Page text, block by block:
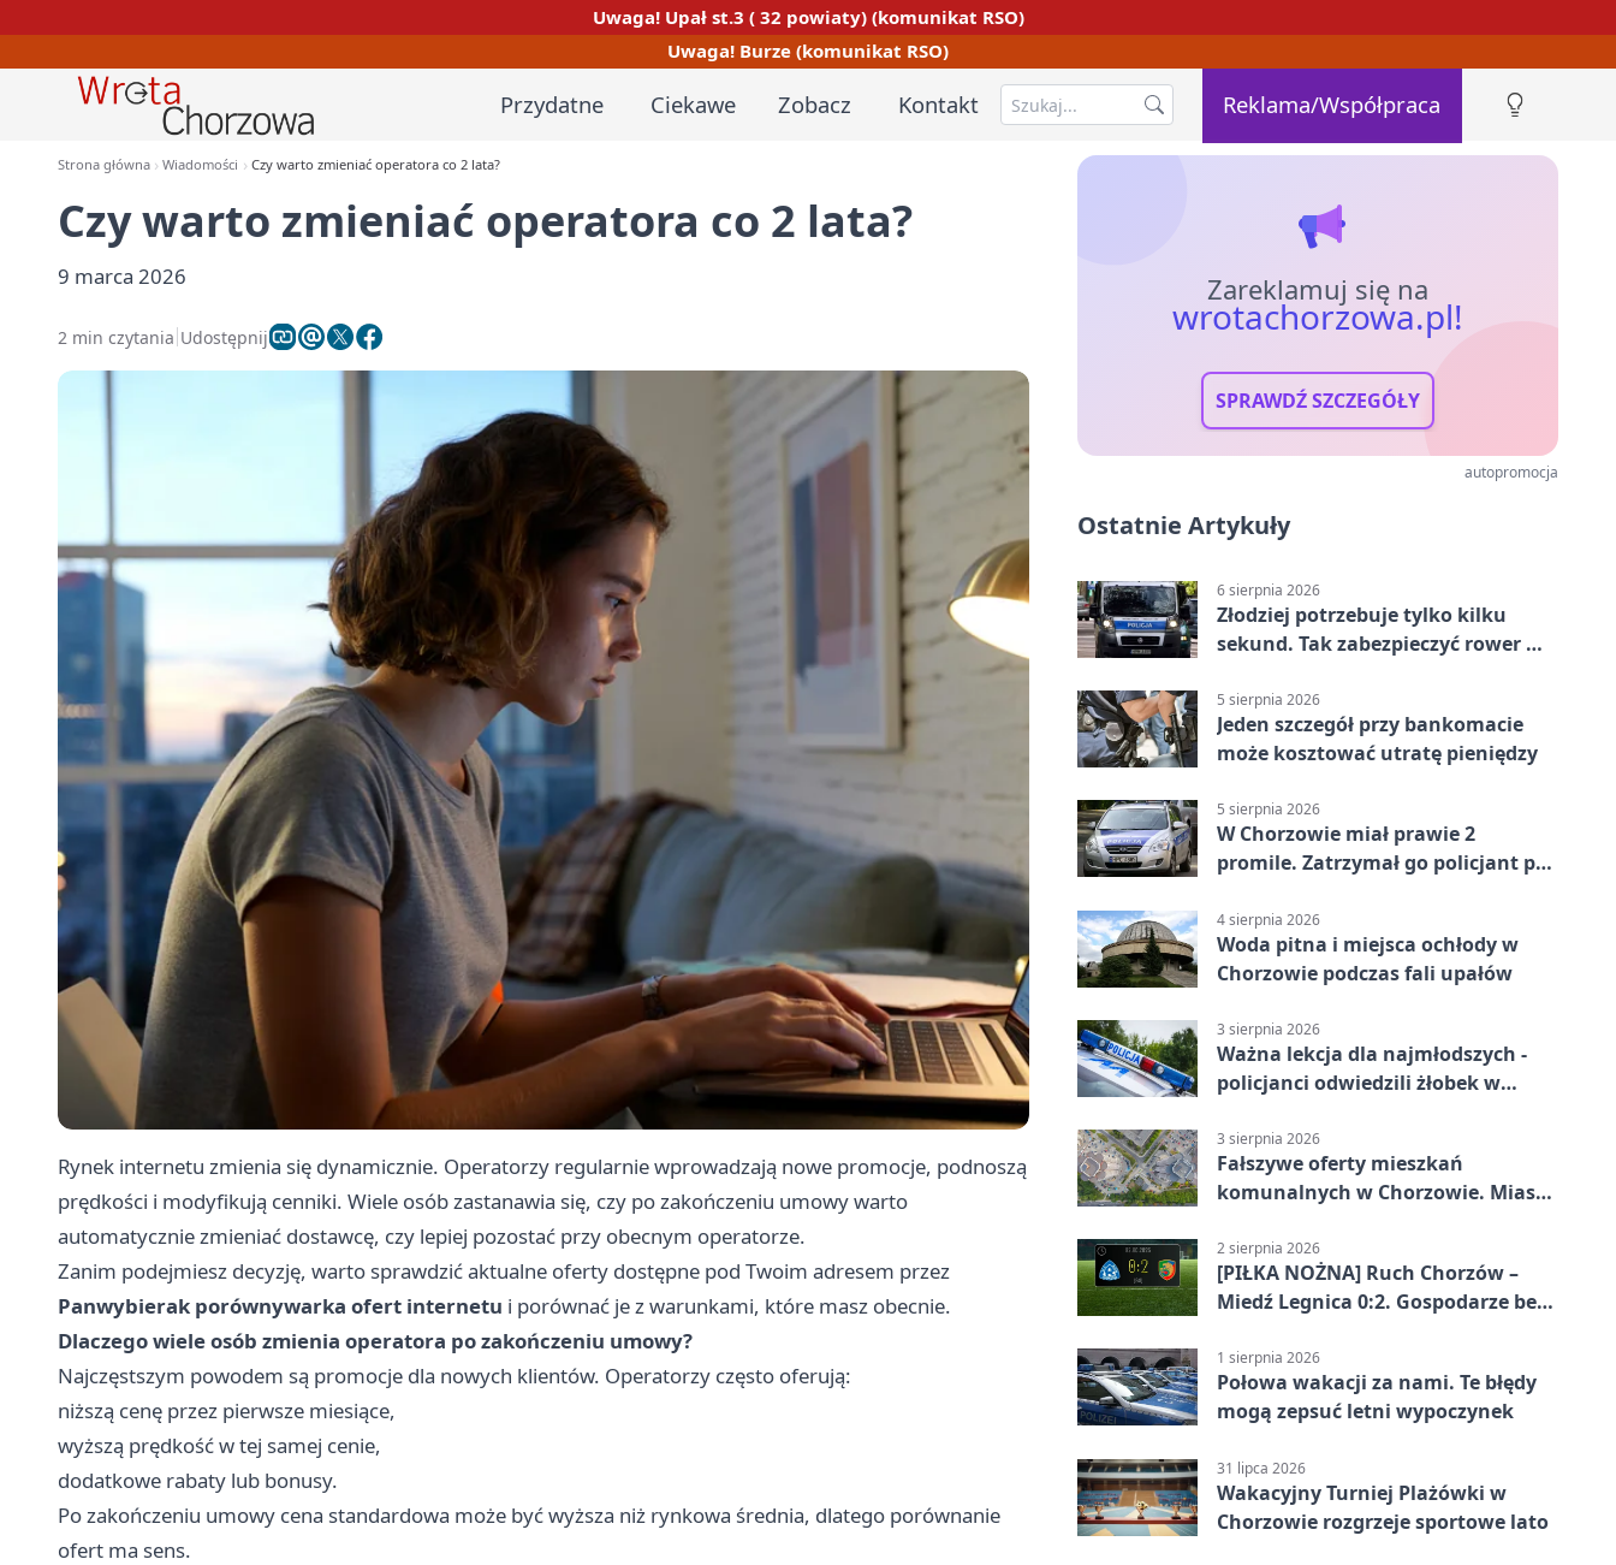
Uwaga! Upał st.3 ( 32 powiaty) (komunikat RSO)
Uwaga! Burze (komunikat RSO)
Przydatne Ciekawe Zobacz Kontakt Reklama/Współpraca
Strona główna Wiadomości Czy warto zmieniać operatora co 2 lata?
Czy warto zmieniać operatora co 2 lata?
9 marca 2026
2 min czytania Udostępnij
Rynek internetu zmienia się dynamicznie. Operatorzy regularnie wprowadzają nowe promocje, podnoszą
prędkości i modyfikują cenniki. Wiele osób zastanawia się, czy po zakończeniu umowy warto
automatycznie zmieniać dostawcę, czy lepiej pozostać przy obecnym operatorze.
Zanim podejmiesz decyzję, warto sprawdzić aktualne oferty dostępne pod Twoim adresem przez
Panwybierak porównywarka ofert internetu i porównać je z warunkami, które masz obecnie.
Dlaczego wiele osób zmienia operatora po zakończeniu umowy?
Najczęstszym powodem są promocje dla nowych klientów. Operatorzy często oferują:
niższą cenę przez pierwsze miesiące,
wyższą prędkość w tej samej cenie,
dodatkowe rabaty lub bonusy.
Po zakończeniu umowy cena standardowa może być wyższa niż rynkowa średnia, dlatego porównanie
ofert ma sens.
Zareklamuj się na
wrotachorzowa.pl!
SPRAWDŹ SZCZEGÓŁY
autopromocja
Ostatnie Artykuły
6 sierpnia 2026
Złodziej potrzebuje tylko kilku
sekund. Tak zabezpieczyć rower w
5 sierpnia 2026
Jeden szczegół przy bankomacie
może kosztować utratę pieniędzy
5 sierpnia 2026
W Chorzowie miał prawie 2
promile. Zatrzymał go policjant po
4 sierpnia 2026
Woda pitna i miejsca ochłody w
Chorzowie podczas fali upałów
3 sierpnia 2026
Ważna lekcja dla najmłodszych -
policjanci odwiedzili żłobek w
3 sierpnia 2026
Fałszywe oferty mieszkań
komunalnych w Chorzowie. Miasto
2 sierpnia 2026
[PIŁKA NOŻNA] Ruch Chorzów –
Miedź Legnica 0:2. Gospodarze bez
1 sierpnia 2026
Połowa wakacji za nami. Te błędy
mogą zepsuć letni wypoczynek
31 lipca 2026
Wakacyjny Turniej Plażówki w
Chorzowie rozgrzeje sportowe lato